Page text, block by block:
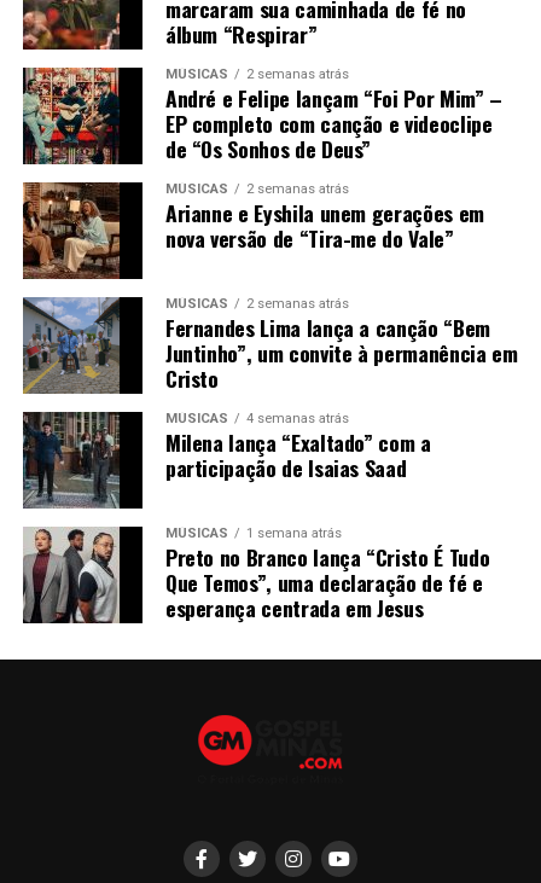
marcaram sua caminhada de fé no
álbum “Respirar”
MÚSICAS 2 semanas atrás
André e Felipe lançam “Foi Por Mim” –
EP completo com canção e videoclipe
de “Os Sonhos de Deus”
MÚSICAS 2 semanas atrás
Arianne e Eyshila unem gerações em
nova versão de “Tira-me do Vale”
MÚSICAS 2 semanas atrás
Fernandes Lima lança a canção “Bem
Juntinho”, um convite à permanência em
Cristo
MÚSICAS 4 semanas atrás
Milena lança “Exaltado” com a
participação de Isaias Saad
MÚSICAS 1 semana atrás
Preto no Branco lança “Cristo É Tudo
Que Temos”, uma declaração de fé e
esperança centrada em Jesus